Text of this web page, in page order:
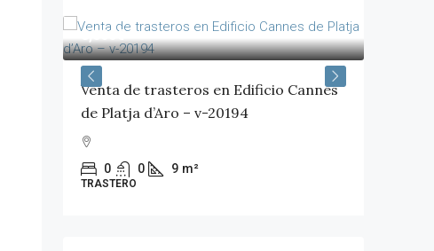
8,000€
Venta de trasteros en Edificio Cannes
de Platja d’Aro – v-20194
0 0 9 m²
TRASTERO